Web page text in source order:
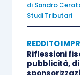
Il bene
attualizzato,
acconto =
di Sandro
Studi Tributari
REDDITO
Riflessioni
pubblicità,